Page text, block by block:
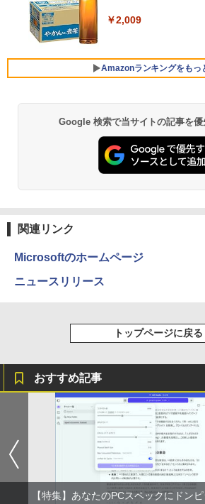
6GB SSD1TB
￥148,700
した弟子たちが俺
Xiaomi シャオミ
￥2,980
￥2,009
Amazonランキングをもっ
薬屋のひとりごと 17
ンガンコミックス)
￥770
￥832
￥594
HUNTER×HUNTER
コミックスDIGITAL)
￥572
スーパーの裏でヤニ
版ビッグガンガンコミ
Google 検索で当サイトの記事を優
関連リンク
Microsoftのホームページ
ニュースリリース
トップページに戻る
おすすめ記事
【特集】あなたのPCスペックにドン